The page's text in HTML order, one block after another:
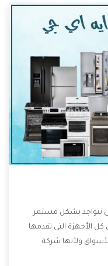
تتواجد بشكل مستمر
الأجهزة التى تقدمها
ولأنها شركة